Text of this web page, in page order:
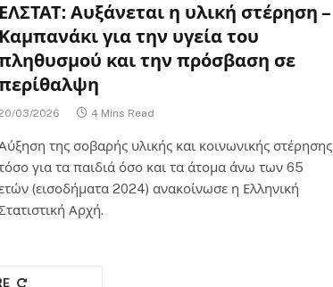
ΕΛΣΤΑΤ: Αυξάνεται η υλική στέρηση –
Καμπανάκι για την υγεία του
και την πρόσβαση σε
03/2026 4 Mins Read
της σοβαρής υλικής και κοινωνικής στέρησης
για τα παιδιά όσο και τα άτομα άνω των 65
(εισοδήματα 2024) ανακοίνωσε η Ελληνική
Αρχή.